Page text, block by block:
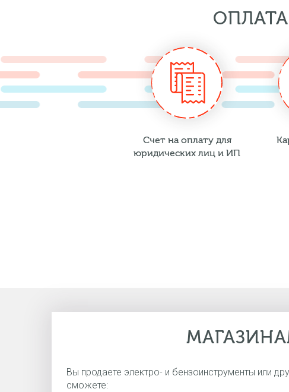
ОПЛАТА
Счет на оплату для
юридических лиц и ИП
Вы продаете электро- и бензоинструменты или
сможете: